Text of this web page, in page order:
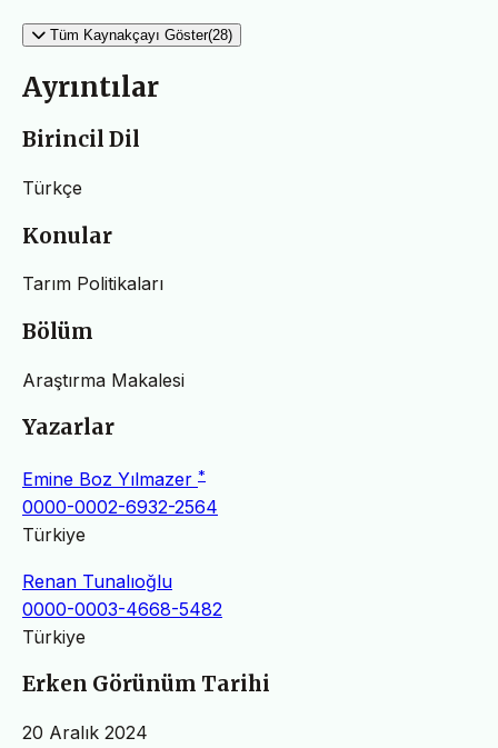
Tüm Kaynakçayı Göster(28)
Ayrıntılar
Birincil Dil
Türkçe
Konular
Tarım Politikaları
Bölüm
Araştırma Makalesi
Yazarlar
Emine Boz Yılmazer *
0000-0002-6932-2564
Türkiye
Renan Tunalıoğlu
0000-0003-4668-5482
Türkiye
Erken Görünüm Tarihi
20 Aralık 2024